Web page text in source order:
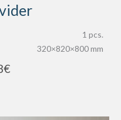
1 pcs.
320×820×800 mm
€